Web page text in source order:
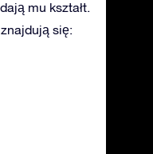
mu kształt.
się: